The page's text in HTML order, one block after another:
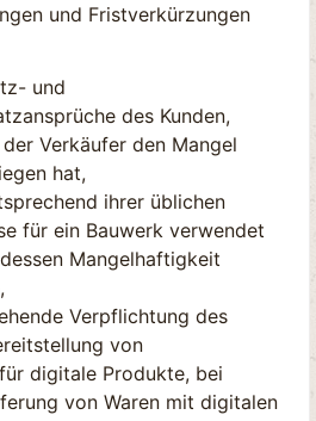
und Fristverkürzungen
und
des Kunden,
Verkäufer den Mangel
hat,
ihrer üblichen
für ein Bauwerk verwendet
Mangelhaftigkeit
Verpflichtung des
von
digitale Produkte, bei
von Waren mit digitalen